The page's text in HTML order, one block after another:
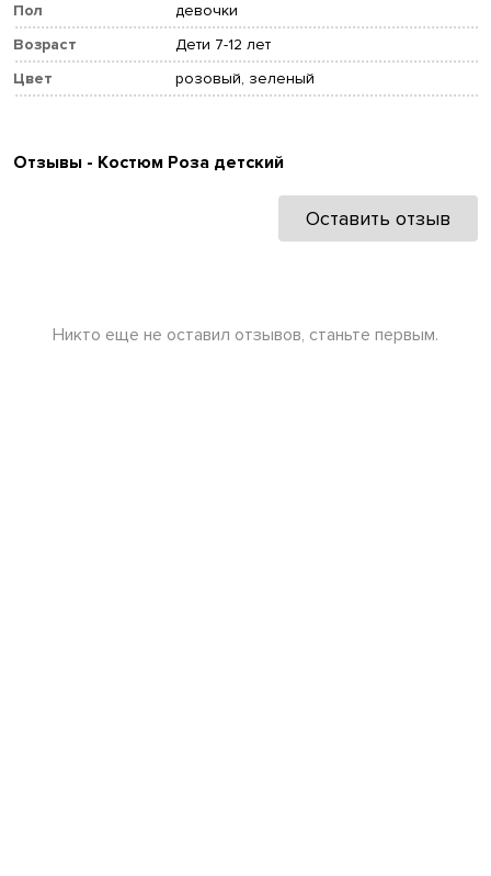
Пол
девочки
Возраст
Дети 7-12 лет
Цвет
розовый, зеленый
Отзывы - Костюм Роза детский
Оставить отзыв
Никто еще не оставил отзывов, станьте первым.